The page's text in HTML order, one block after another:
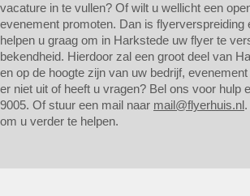
vacature in te vullen? Of wilt u wellicht een
evenement promoten. Dan is flyerverspreiding
helpen u graag om in Harkstede uw flyer te
bekendheid. Hierdoor zal een groot deel van
en op de hoogte zijn van uw bedrijf,
er niet uit of heeft u vragen? Bel ons voor hulp
9005. Of stuur een mail naar mail@flyerhuis.nl
om u verder te helpen.